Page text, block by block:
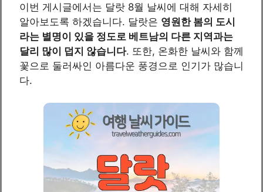
이번 게시글에서는 달랏 8월 날씨에 대해 자세히
알아보도록 하겠습니다. 달랏은 영원한 봄의 도시
라는 별명이 있을 정도로 베트남의 다른 지역과는
달리 많이 덥지 않습니다. 또한, 온화한 날씨와 함께
꽃으로 둘러싸인 아름다운 풍경으로 인기가 많습니
다.